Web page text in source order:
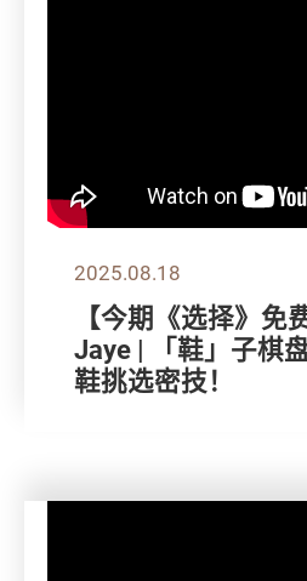
2025.08.18
【今期《选择》免
Jaye | 「鞋」子棋
鞋挑选密技！